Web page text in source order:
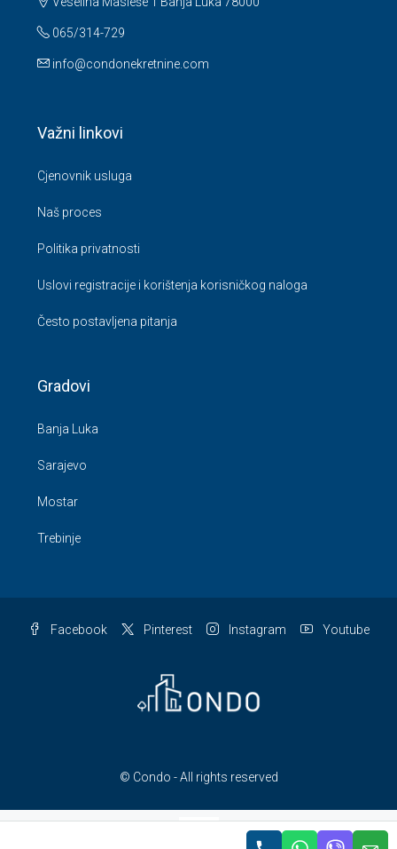
065/314-729
info@condonekretnine.com
Važni linkovi
Cjenovnik usluga
Naš proces
Politika privatnosti
Uslovi registracije i korištenja korisničkog naloga
Često postavljena pitanja
Gradovi
Banja Luka
Sarajevo
Mostar
Trebinje
Facebook Pinterest Instagram Youtube
© Condo - All rights reserved